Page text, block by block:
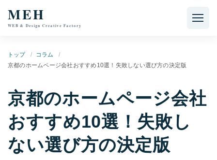
MEH
WEB & Design Creative Factory
トップ
コラム
京都のホームページ会社おすすめ10選！失敗しない選び方の決定版
京都のホームページ会社
おすすめ10選！失敗し
ない選び方の決定版